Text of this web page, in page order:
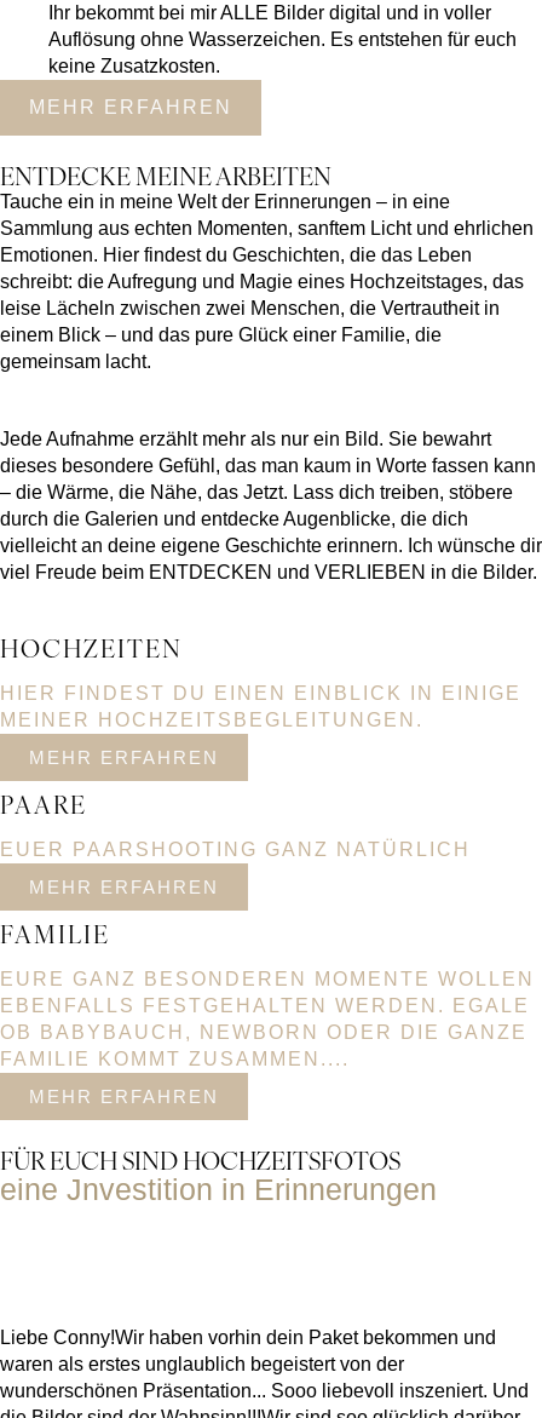
Ihr bekommt bei mir ALLE Bilder digital und in voller
Auflösung ohne Wasserzeichen. Es entstehen für euch
keine Zusatzkosten.
MEHR ERFAHREN
ENTDECKE MEINE ARBEITEN
Tauche ein in meine Welt der Erinnerungen – in eine
Sammlung aus echten Momenten, sanftem Licht und ehrlichen
Emotionen. Hier findest du Geschichten, die das Leben
schreibt: die Aufregung und Magie eines Hochzeitstages, das
leise Lächeln zwischen zwei Menschen, die Vertrautheit in
einem Blick – und das pure Glück einer Familie, die
gemeinsam lacht.
Jede Aufnahme erzählt mehr als nur ein Bild. Sie bewahrt
dieses besondere Gefühl, das man kaum in Worte fassen kann
– die Wärme, die Nähe, das Jetzt. Lass dich treiben, stöbere
durch die Galerien und entdecke Augenblicke, die dich
vielleicht an deine eigene Geschichte erinnern. Ich wünsche dir
viel Freude beim ENTDECKEN und VERLIEBEN in die Bilder.
HOCHZEITEN
HIER FINDEST DU EINEN EINBLICK IN EINIGE
MEINER HOCHZEITSBEGLEITUNGEN.
MEHR ERFAHREN
PAARE
EUER PAARSHOOTING GANZ NATÜRLICH
MEHR ERFAHREN
FAMILIE
EURE GANZ BESONDEREN MOMENTE WOLLEN
EBENFALLS FESTGEHALTEN WERDEN. EGALE
OB BABYBAUCH, NEWBORN ODER DIE GANZE
FAMILIE KOMMT ZUSAMMEN....
MEHR ERFAHREN
FÜR EUCH SIND HOCHZEITSFOTOS
eine Jnvestition in Erinnerungen
Liebe Conny! ​ Wir haben vorhin dein Paket bekommen und
waren als erstes unglaublich begeistert von der
wunderschönen Präsentation... Sooo liebevoll inszeniert. Und